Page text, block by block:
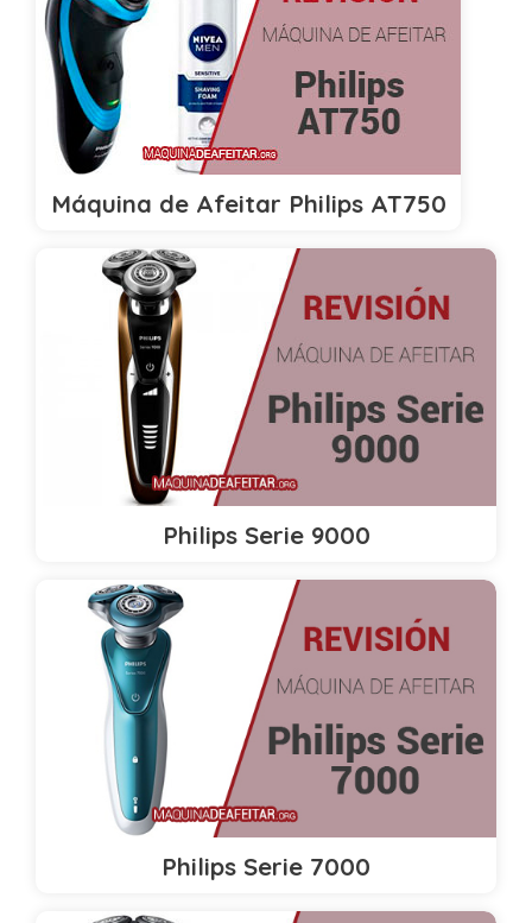
Máquina de Afeitar Philips AT750
Philips Serie 9000
Philips Serie 7000